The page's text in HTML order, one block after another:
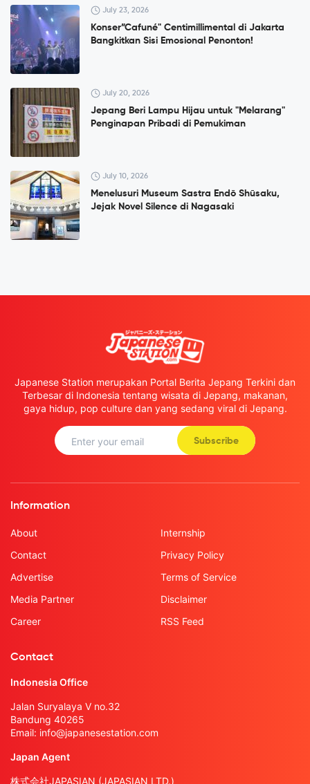
July 23, 2026
Konser”Cafuné" Centimillimental di Jakarta
Bangkitkan Sisi Emosional Penonton!
July 20, 2026
Jepang Beri Lampu Hijau untuk "Melarang"
Penginapan Pribadi di Pemukiman
July 10, 2026
Menelusuri Museum Sastra Endō Shūsaku,
Jejak Novel Silence di Nagasaki
Japanese Station merupakan Portal Berita Jepang Terkini dan
Terbesar di Indonesia tentang wisata di Jepang, makanan,
gaya hidup, pop culture dan yang sedang viral di Jepang.
Subscribe
Information
About
Contact
Advertise
Media Partner
Career
Internship
Privacy Policy
Terms of Service
Disclaimer
RSS Feed
Contact
Indonesia Office
Jalan Suryalaya V no.32
Bandung 40265
Email: info@japanesestation.com
Japan Agent
株式会社JAPASIAN (JAPASIAN LTD.)